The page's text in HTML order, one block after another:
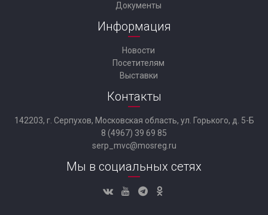
Документы
Информация
Новости
Посетителям
Выставки
Контакты
142203, г. Серпухов, Московская область, ул. Горького, д. 5-Б
8 (4967) 39 69 85
serp_mvc@mosreg.ru
Мы в социальных сетях